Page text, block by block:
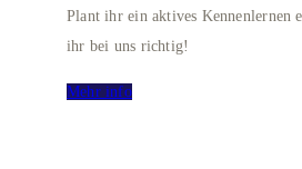
Plant ihr ein aktives Kennenlernen
ihr bei uns richtig!
Mehr info